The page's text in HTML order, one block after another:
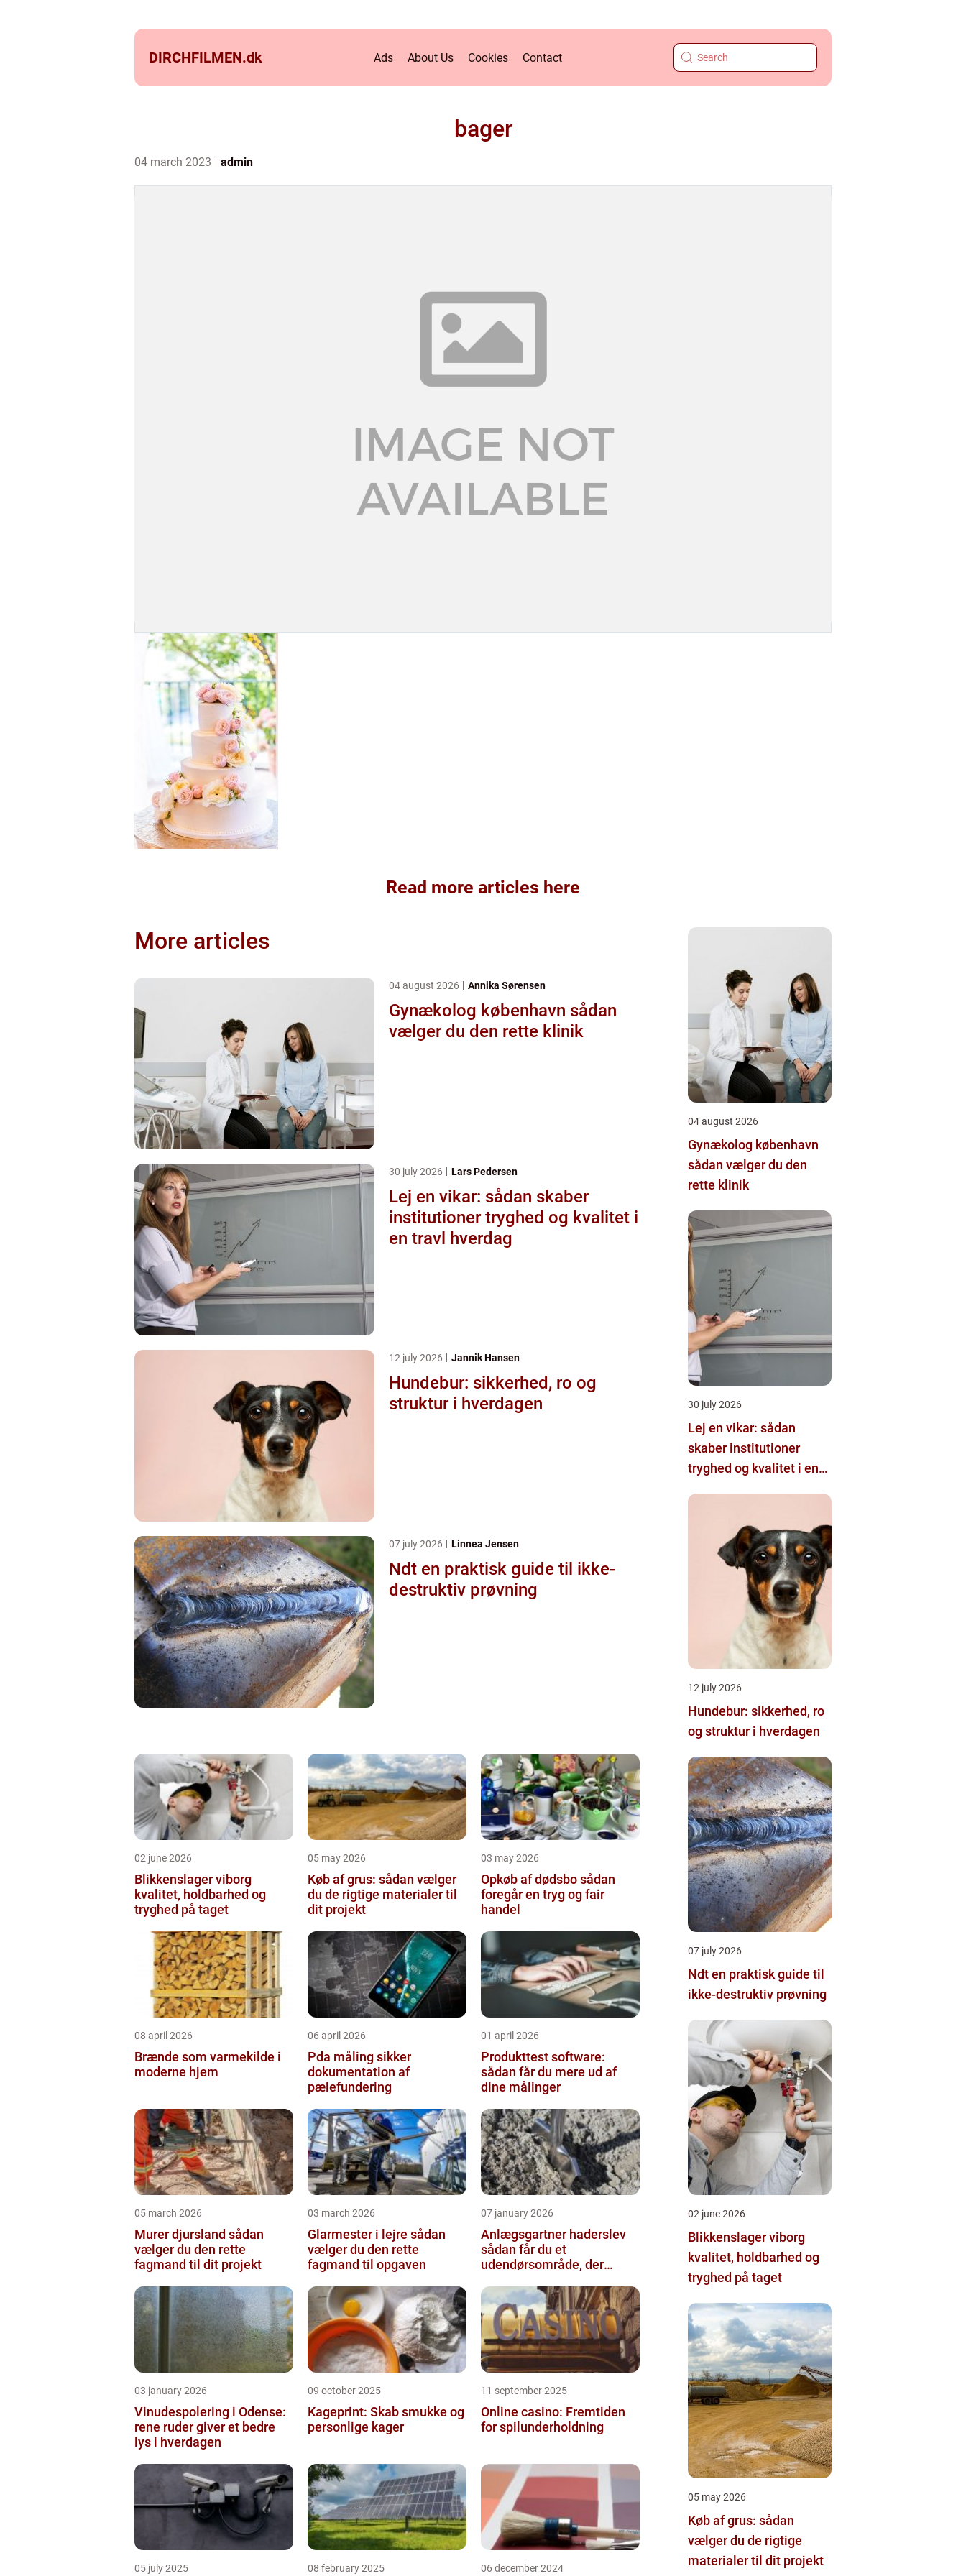
DIRCHFILMEN.dk Ads About Us Cookies Contact
bager
04 march 2023 admin
Read more articles here
More articles
04 august 2026 Annika Sørensen
Gynækolog københavn sådan
vælger du den rette klinik
30 july 2026 Lars Pedersen
Lej en vikar: sådan skaber
institutioner tryghed og kvalitet i
en travl hverdag
12 july 2026 Jannik Hansen
Hundebur: sikkerhed, ro og
struktur i hverdagen
07 july 2026 Linnea Jensen
Ndt en praktisk guide til ikke-
destruktiv prøvning
02 june 2026
Blikkenslager viborg
kvalitet, holdbarhed og
tryghed på taget
05 may 2026
Køb af grus: sådan vælger
du de rigtige materialer til
dit projekt
03 may 2026
Opkøb af dødsbo sådan
foregår en tryg og fair
handel
08 april 2026
Brænde som varmekilde i
moderne hjem
06 april 2026
Pda måling sikker
dokumentation af
pælefundering
01 april 2026
Produkttest software:
sådan får du mere ud af
dine målinger
05 march 2026
Murer djursland sådan
vælger du den rette
fagmand til dit projekt
03 march 2026
Glarmester i lejre sådan
vælger du den rette
fagmand til opgaven
07 january 2026
Anlægsgartner haderslev
sådan får du et
udendørsområde, der
03 january 2026
Vinudespolering i Odense:
rene ruder giver et bedre
lys i hverdagen
09 october 2025
Kageprint: Skab smukke og
personlige kager
11 september 2025
Online casino: Fremtiden
for spilunderholdning
05 july 2025 08 february 2025 06 december 2024
04 august 2026
Gynækolog københavn
sådan vælger du den
rette klinik
30 july 2026
Lej en vikar: sådan
skaber institutioner
tryghed og kvalitet i en
12 july 2026
Hundebur: sikkerhed, ro
og struktur i hverdagen
07 july 2026
Ndt en praktisk guide til
ikke-destruktiv prøvning
02 june 2026
Blikkenslager viborg
kvalitet, holdbarhed og
tryghed på taget
05 may 2026
Køb af grus: sådan
vælger du de rigtige
materialer til dit projekt